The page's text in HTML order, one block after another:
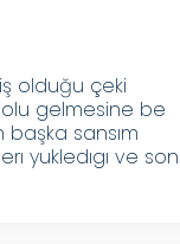
olduğu çeki
gelmesine be
sansım
yukledıgı ve son